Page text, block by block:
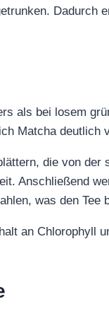
Dadurch
als bei losem
Matcha deutlich
die von
Anschließend
was den
an Chlorophyll